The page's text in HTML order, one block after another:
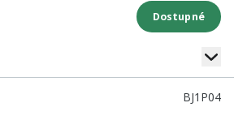
Dostupné
BJ1P04